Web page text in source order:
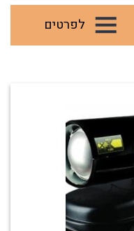
לפרטים